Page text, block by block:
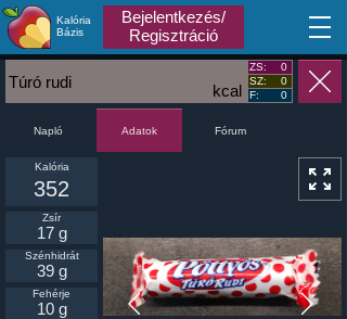
Kalória
Bázis
Bejelentkezés/
Regisztráció
MA
kcal
Túró rudi
ZS:
0
SZ:
0
F:
0
Napló Adatok Fórum
Kalória
352
Zsír
17 g
Szénhidrát
39 g
Fehérje
10 g